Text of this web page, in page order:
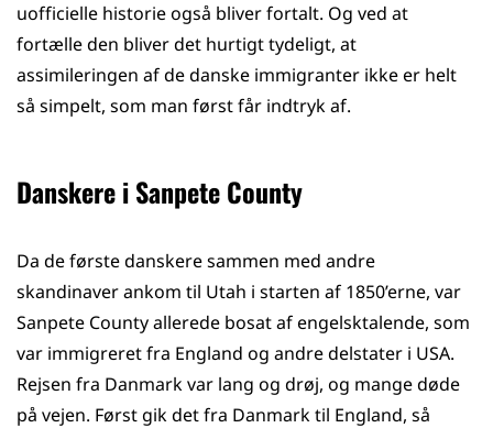
uofficielle historie også bliver fortalt. Og ved at
fortælle den bliver det hurtigt tydeligt, at
assimileringen af de danske immigranter ikke er helt
så simpelt, som man først får indtryk af.
Danskere i Sanpete County
Da de første danskere sammen med andre
skandinaver ankom til Utah i starten af 1850’erne, var
Sanpete County allerede bosat af engelsktalende, som
var immigreret fra England og andre delstater i USA.
Rejsen fra Danmark var lang og drøj, og mange døde
på vejen. Først gik det fra Danmark til England, så